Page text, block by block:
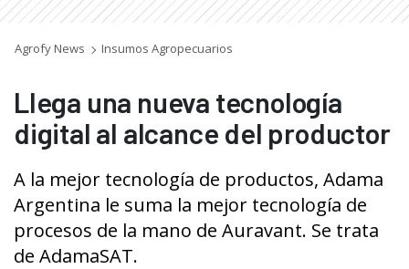
Agrofy News Insumos Agropecuarios
Llega una nueva tecnología
digital al alcance del productor
A la mejor tecnología de productos, Adama
Argentina le suma la mejor tecnología de
procesos de la mano de Auravant. Se trata
de AdamaSAT.